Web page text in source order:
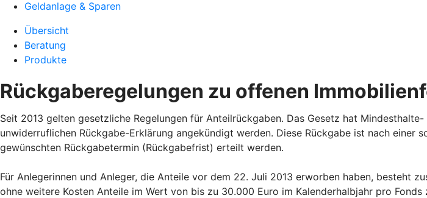
Geldanlage & Sparen
Übersicht
Beratung
Produkte
Rückgaberegelungen zu offenen
Seit 2013 gelten gesetzliche Regelungen für Anteilrückgaben. Das Gesetz hat
unwiderruflichen Rückgabe-Erklärung angekündigt werden. Diese Rückgabe ist nach
gewünschten Rückgabetermin (Rückgabefrist) erteilt werden.
Für Anlegerinnen und Anleger, die Anteile vor dem 22. Juli 2013 erworben haben, besteht
ohne weitere Kosten Anteile im Wert von bis zu 30.000 Euro im Kalenderhalbjahr pro Fonds